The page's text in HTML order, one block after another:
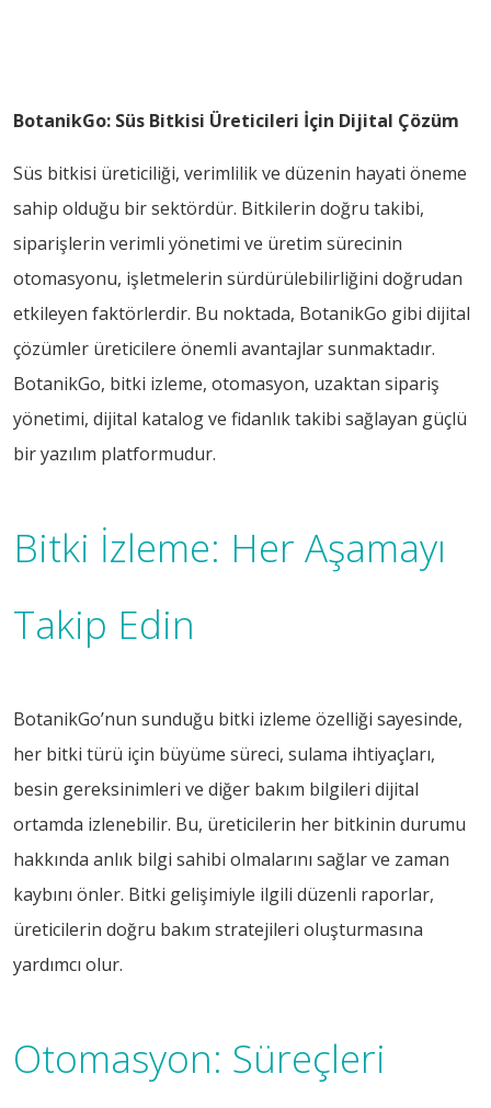
BotanikGo: Süs Bitkisi Üreticileri İçin Dijital Çözüm
Süs bitkisi üreticiliği, verimlilik ve düzenin hayati öneme
sahip olduğu bir sektördür. Bitkilerin doğru takibi,
siparişlerin verimli yönetimi ve üretim sürecinin
otomasyonu, işletmelerin sürdürülebilirliğini doğrudan
etkileyen faktörlerdir. Bu noktada, BotanikGo gibi dijital
çözümler üreticilere önemli avantajlar sunmaktadır.
BotanikGo, bitki izleme, otomasyon, uzaktan sipariş
yönetimi, dijital katalog ve fidanlık takibi sağlayan güçlü
bir yazılım platformudur.
Bitki İzleme: Her Aşamayı
Takip Edin
BotanikGo’nun sunduğu bitki izleme özelliği sayesinde,
her bitki türü için büyüme süreci, sulama ihtiyaçları,
besin gereksinimleri ve diğer bakım bilgileri dijital
ortamda izlenebilir. Bu, üreticilerin her bitkinin durumu
hakkında anlık bilgi sahibi olmalarını sağlar ve zaman
kaybını önler. Bitki gelişimiyle ilgili düzenli raporlar,
üreticilerin doğru bakım stratejileri oluşturmasına
yardımcı olur.
Otomasyon: Süreçleri